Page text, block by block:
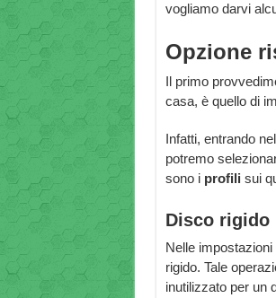
vogliamo darvi
Opzione
Il primo
casa, è quello di
Infatti, entrando
potremo
sono i profili sui
Disco rigido
Nelle
rigido. Tale
inutilizzato per un